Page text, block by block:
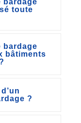
bardage
toute
bardage
bâtiments
?